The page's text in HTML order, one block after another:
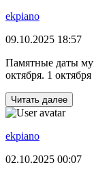
ekpiano
09.10.2025 18:57
Памятные даты
октября. 1
Читать далее
ekpiano
02.10.2025 00:07